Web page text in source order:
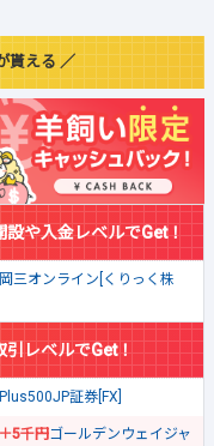
貰える ／
設や入金レベルでGet！
岡三オンライン[くりっく株
引レベルでGet！
Plus500JP証券[FX]
＋5千円ゴールデンウェイジャ